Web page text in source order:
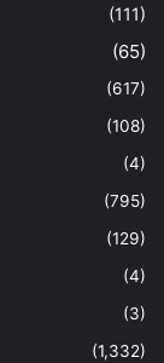
(111)
(65)
(617)
(108)
(4)
(795)
(129)
(4)
(3)
(1,332)